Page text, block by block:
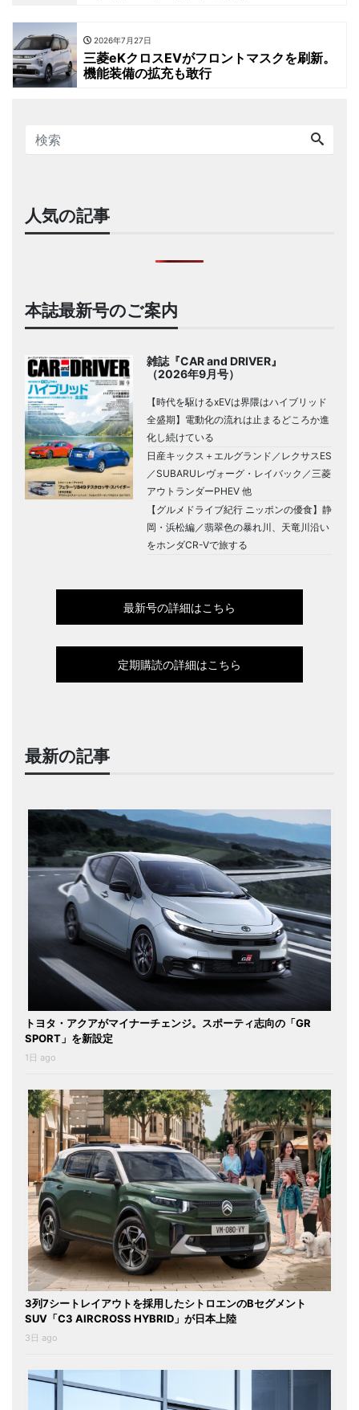
2026年7月27日
三菱eKクロスEVがフロントマスクを刷新。
機能装備の拡充も敢行
人気の記事
本誌最新号のご案内
雑誌『CAR and DRIVER』
（2026年9月号）
【時代を駆けるxEVは界隈はハイブリッド
全盛期】電動化の流れは止まるどころか進
化し続けている
日産キックス＋エルグランド／レクサスES
／SUBARUレヴォーグ・レイバック／三菱
アウトランダーPHEV 他
【グルメドライブ紀行 ニッポンの優食】静
岡・浜松編／翡翠色の暴れ川、天竜川沿い
をホンダCR-Vで旅する
最新号の詳細はこちら
定期購読の詳細はこちら
最新の記事
トヨタ・アクアがマイナーチェンジ。スポーティ志向の「GR
SPORT」を新設定
1日 ago
3列7シートレイアウトを採用したシトロエンのBセグメント
SUV「C3 AIRCROSS HYBRID」が日本上陸
3日 ago